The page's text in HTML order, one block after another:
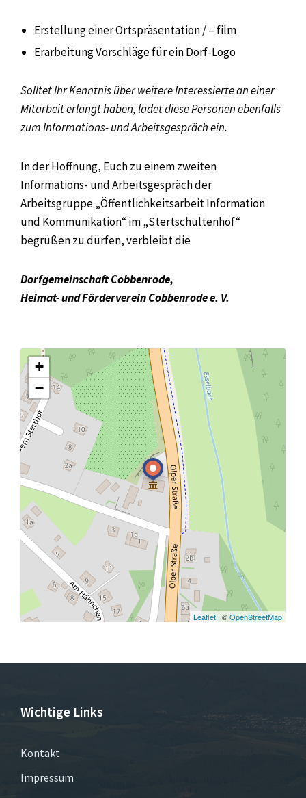
Erstellung einer Ortspräsentation / – film
Erarbeitung Vorschläge für ein Dorf-Logo
Solltet Ihr Kenntnis überweitere Interessierte an einer
Mitarbeit erlangt haben, ladet diese Personen ebenfalls
zumInformations- und Arbeitsgespräch ein.
In der Hoffnung, Euch zu einem zweiten
Informations- und Arbeitsgespräch der
Arbeitsgruppe „Öffentlichkeitsarbeit Information
und Kommunikation“ im „Stertschultenhof“
begrüßen zu dürfen, verbleibt die
Dorfgemeinschaft Cobbenrode,
Heimat- und Förderverein Cobbenrode e. V.
+
−
Leaflet | ©OpenStreetMap
Wichtige Links
Kontakt
Impressum